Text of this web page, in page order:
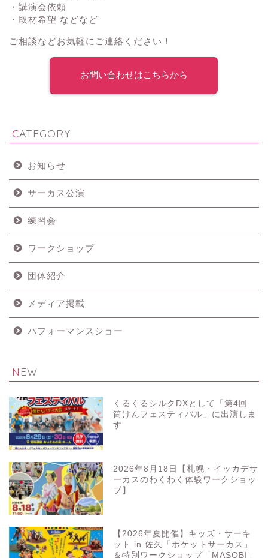
・講演会依頼
・取材希望 などなど
ご相談などお気軽にご連絡ください！
お問い合わせはこちらから
CATEGORY
お知らせ
サーカス公演
練習会
ワークショップ
団体紹介
メディア掲載
パフォーマンスショー
NEW
くるくるシルクDXとして「第4回
筒けんフェスティバル」に出演しま
す
2026年8月18日【札幌・イッカデサ
ーカスのわくわく体験ワークショッ
プ】
【2026年夏開催】キッズ・サーキ
ット in 佐久「ポケットサーカス」
＆特別ワークショップ「MASOBI」